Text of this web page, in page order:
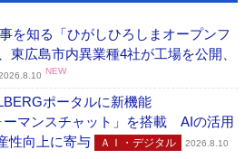
を知る「ひがしひろしまオープンフ
東広島市内異業種4社が工場を公開、
NEW
ポータルに新機能
ーマンスチャット」を搭載 AIの活用
性向上に寄与
ＡＩ・デジタル
2026.8.10